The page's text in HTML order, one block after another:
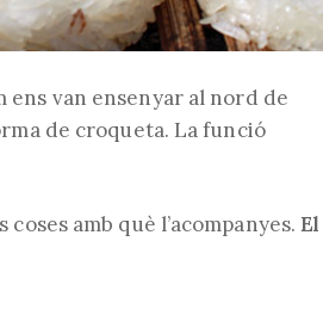
ens van ensenyar al nord de
de croqueta. La funció
amb què l’acompanyes.El